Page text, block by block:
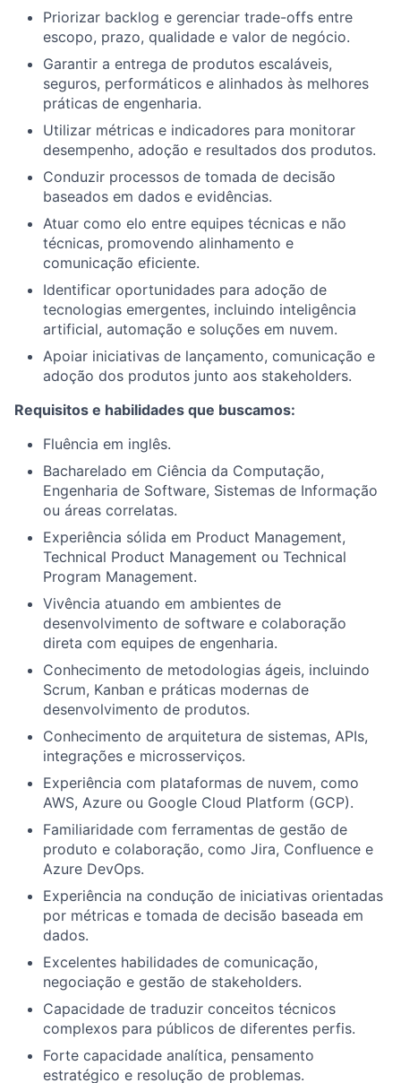
Priorizar backlog e gerenciar trade-offs entre
escopo, prazo, qualidade e valor de negócio.
Garantir a entrega de produtos escaláveis,
seguros, performáticos e alinhados às melhores
práticas de engenharia.
Utilizar métricas e indicadores para monitorar
desempenho, adoção e resultados dos produtos.
Conduzir processos de tomada de decisão
baseados em dados e evidências.
Atuar como elo entre equipes técnicas e não
técnicas, promovendo alinhamento e
comunicação eficiente.
Identificar oportunidades para adoção de
tecnologias emergentes, incluindo inteligência
artificial, automação e soluções em nuvem.
Apoiar iniciativas de lançamento, comunicação e
adoção dos produtos junto aos stakeholders.
Requisitos e habilidades que buscamos:
Fluência em inglês.
Bacharelado em Ciência da Computação,
Engenharia de Software, Sistemas de Informação
ou áreas correlatas.
Experiência sólida em Product Management,
Technical Product Management ou Technical
Program Management.
Vivência atuando em ambientes de
desenvolvimento de software e colaboração
direta com equipes de engenharia.
Conhecimento de metodologias ágeis, incluindo
Scrum, Kanban e práticas modernas de
desenvolvimento de produtos.
Conhecimento de arquitetura de sistemas, APIs,
integrações e microsserviços.
Experiência com plataformas de nuvem, como
AWS, Azure ou Google Cloud Platform (GCP).
Familiaridade com ferramentas de gestão de
produto e colaboração, como Jira, Confluence e
Azure DevOps.
Experiência na condução de iniciativas orientadas
por métricas e tomada de decisão baseada em
dados.
Excelentes habilidades de comunicação,
negociação e gestão de stakeholders.
Capacidade de traduzir conceitos técnicos
complexos para públicos de diferentes perfis.
Forte capacidade analítica, pensamento
estratégico e resolução de problemas.